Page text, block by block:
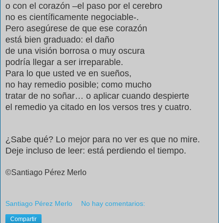
o con el corazón –el paso por el cerebro
no es científicamente negociable-.
Pero asegúrese de que ese corazón
está bien graduado: el daño
de una visión borrosa o muy oscura
podría llegar a ser irreparable.
Para lo que usted ve en sueños,
no hay remedio posible; como mucho
tratar de no soñar… o aplicar cuando despierte
el remedio ya citado en los versos tres y cuatro.
¿Sabe qué? Lo mejor para no ver es que no mire.
Deje incluso de leer: está perdiendo el tiempo.
©Santiago Pérez Merlo
Santiago Pérez Merlo No hay comentarios:
Compartir